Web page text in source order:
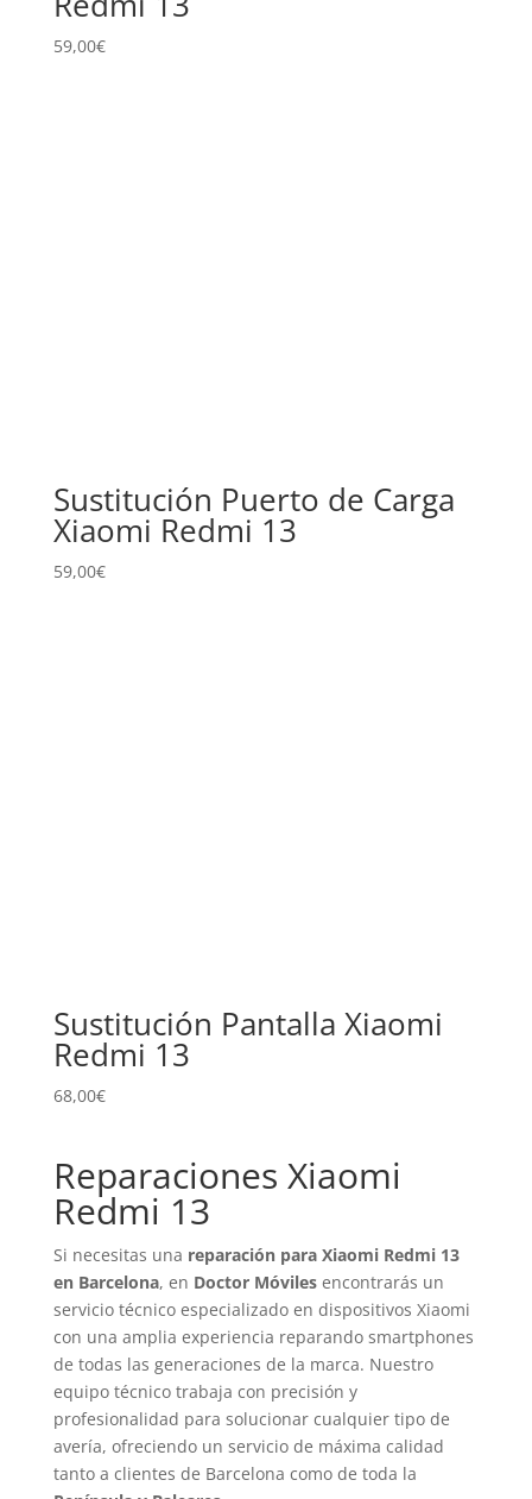
59,00€
Sustitución Puerto de Carga
Xiaomi Redmi 13
59,00€
Sustitución Pantalla Xiaomi
Redmi 13
68,00€
Reparaciones Xiaomi
Redmi 13
Si necesitas una reparación para Xiaomi Redmi 13
en Barcelona, en Doctor Móvilesencontrarás un
servicio técnico especializado en dispositivos Xiaomi
con una amplia experiencia reparando smartphones
de todas las generaciones de la marca. Nuestro
equipo técnico trabaja con precisión y
profesionalidad para solucionar cualquier tipo de
avería, ofreciendo un servicio de máxima calidad
tanto a clientes de Barcelona como de toda la